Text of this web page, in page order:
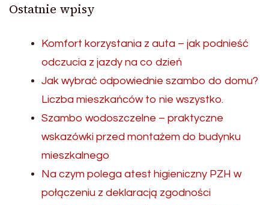
Ostatnie wpisy
Komfort korzystania z auta – jak podnieść
odczucia z jazdy na co dzień
Jak wybrać odpowiednie szambo do domu?
Liczba mieszkańców to nie wszystko.
Szambo wodoszczelne – praktyczne
wskazówki przed montażem do budynku
mieszkalnego
Na czym polega atest higieniczny PZH w
połączeniu z deklaracją zgodności